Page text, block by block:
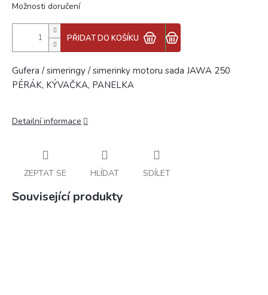
Možnosti doručení
PŘIDAT DO KOŠÍKU
Gufera / simeringy / simerinky motoru sada JAWA 250
PÉRÁK, KÝVAČKA, PANELKA
Detailní informace
ZEPTAT SE HLÍDAT SDÍLET
Související produkty